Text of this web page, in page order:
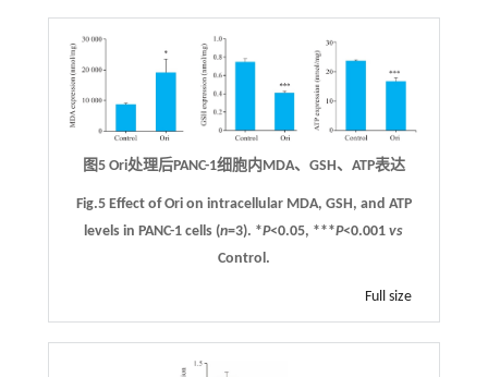
图5 Ori处理后PANC-1细胞内MDA、GSH、ATP表达
Fig.5 Effect of Ori on intracellular MDA, GSH, and ATP
levels in PANC-1 cells (n=3). *P<0.05, ***P<0.001vs
Control.
Full size